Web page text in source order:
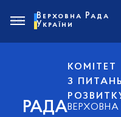
РАДА
КОМІТЕТ
З
Верховна Рада
України